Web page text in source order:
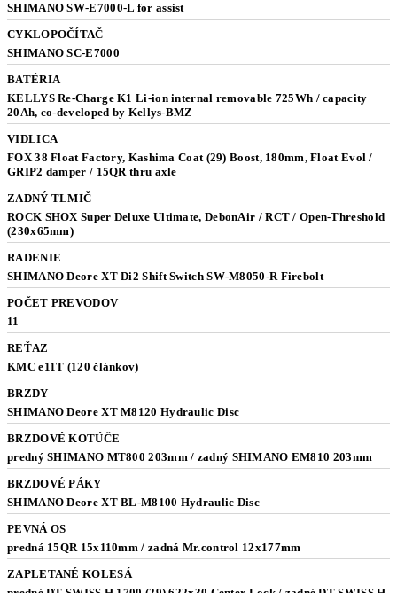
SHIMANO SW-E7000-L for assist
CYKLOPOČÍTAČ
SHIMANO SC-E7000
BATÉRIA
KELLYS Re-Charge K1 Li-ion internal removable 725Wh / capacity
20Ah, co-developed by Kellys-BMZ
VIDLICA
FOX 38 Float Factory, Kashima Coat (29) Boost, 180mm, Float Evol /
GRIP2 damper / 15QR thru axle
ZADNÝ TLMIČ
ROCK SHOX Super Deluxe Ultimate, DebonAir / RCT / Open-Threshold
(230x65mm)
RADENIE
SHIMANO Deore XT Di2 Shift Switch SW-M8050-R Firebolt
POČET PREVODOV
11
REŤAZ
KMC e11T (120 článkov)
BRZDY
SHIMANO Deore XT M8120 Hydraulic Disc
BRZDOVÉ KOTÚČE
predný SHIMANO MT800 203mm / zadný SHIMANO EM810 203mm
BRZDOVÉ PÁKY
SHIMANO Deore XT BL-M8100 Hydraulic Disc
PEVNÁ OS
predná 15QR 15x110mm / zadná Mr.control 12x177mm
ZAPLETANÉ KOLESÁ